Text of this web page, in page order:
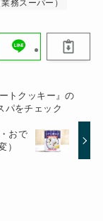
務スーパー）
トクッキー』の
パをチェック
おで
）